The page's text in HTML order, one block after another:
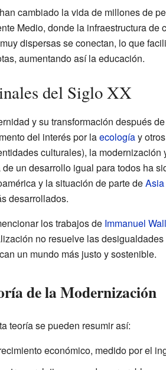
cambiado la vida de millones de
Medio, donde la infraestructura
dispersas se conectan, lo que
aumentando así la educación.
del Siglo XX
y su transformación después
del interés por laecologíay
culturales), la
un desarrollo igual para todos ha
y la situación de parte deAsia
desarrollados.
los trabajos de Immanuel
no resuelve las
un mundo más justo y sostenible.
de la Modernización
teoría se pueden resumir así:
económico, medido por el